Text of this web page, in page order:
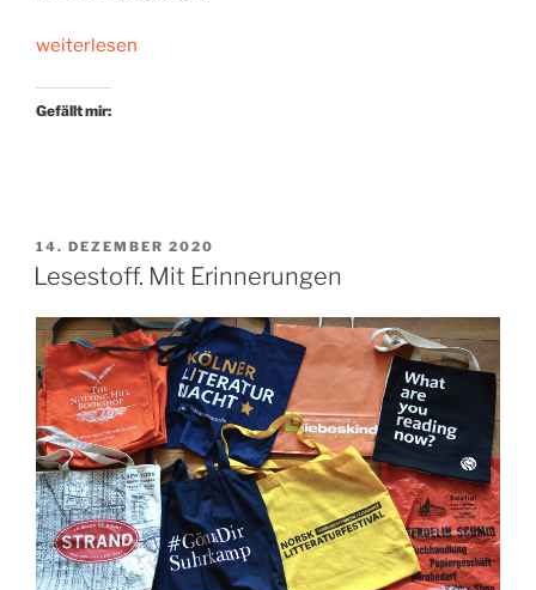
„9/11:
Tag,
weiterlesen
Gefällt mir:
VERÖFFENTLICHT
AM
14. DEZEMBER 2020
Lesestoff. Mit Erinnerungen